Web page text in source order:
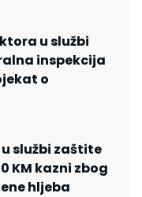
u službi
inspekcija
o
službi zaštite
KM kazni zbog
hljeba